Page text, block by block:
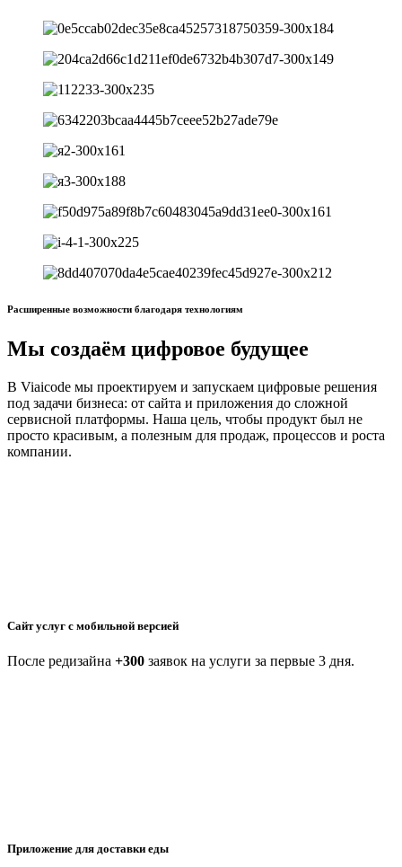
Расширенные возможности благодаря технологиям
Мы создаём цифровое будущее
В Viaicode мы проектируем и запускаем цифровые решения
под задачи бизнеса: от сайта и приложения до сложной
сервисной платформы. Наша цель, чтобы продукт был не
просто красивым, а полезным для продаж, процессов и роста
компании.
Сайт услуг с мобильной версией
После редизайна +300 заявок на услуги за первые 3 дня.
Приложение для доставки еды